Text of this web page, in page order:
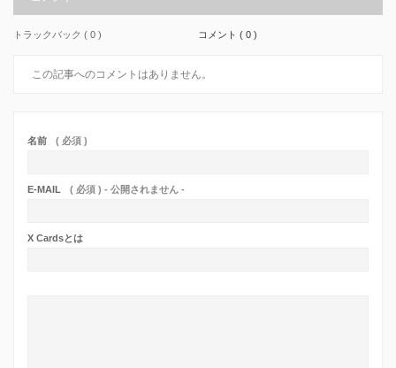
トラックバック ( 0 ) コメント ( 0 )
この記事へのコメントはありません。
名前 ( 必須 )
E-MAIL ( 必須 ) - 公開されません -
X Cardsとは